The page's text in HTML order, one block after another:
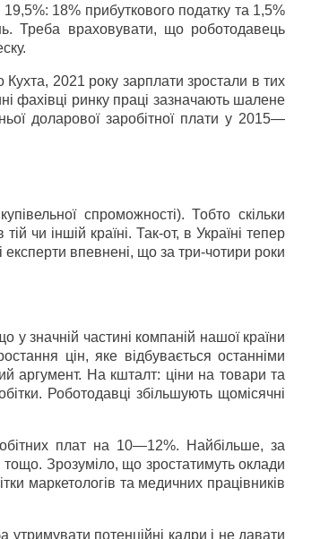
18% прибуткового податку та 1,5%
Треба враховувати, що роботодавець
2021 року зарплати зростали в тих
фахівці ринку праці зазначають шалене
доларової заробітної плати у 2015—
спроможності). Тобто скільки
чи іншій країні. Так-от, в Україні тепер
експерти впевнені, що за три-чотири роки
значній частині компаній нашої країни
цін, яке відбувається останніми
аргумент. На кшталт: ціни на товари та
Роботодавці збільшують щомісячні
плат на 10—12%. Найбільше, за
тощо. Зрозуміло, що зростатимуть оклади
маркетологів та медичних працівників
потенційні кадри і не давати